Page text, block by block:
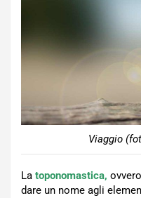
Viaggio
La toponomastica,
dare un nome agli